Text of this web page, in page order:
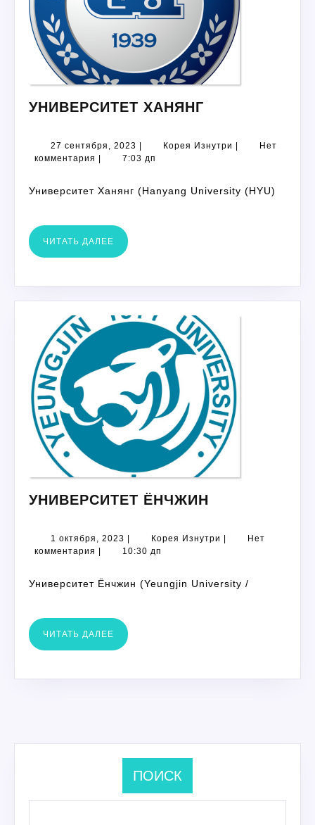
УНИВЕРСИТЕТ ХАНЯНГ
27 сентября, 2023 27
сентября,
| Корея Изнутри Корея
|
Нет
комментария | 7:03 дп
Университет Ханянг (Hanyang University (HYU)
ЧИТАТЬ ДАЛЕЕ ЧИТАТЬ
ДАЛЕЕ
УНИВЕРСИТЕТ ЁНЧЖИН
1 октября, 2023 1
октября,
Корея Изнутри Корея Нет
комментария
10:30 дп
Университет Ёнчжин (Yeungjin University /
ЧИТАТЬ ДАЛЕЕ ЧИТАТЬ
ДАЛЕЕ
ПОИСК